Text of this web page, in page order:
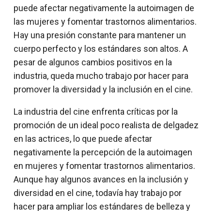
puede afectar negativamente la autoimagen de
las mujeres y fomentar trastornos alimentarios.
Hay una presión constante para mantener un
cuerpo perfecto y los estándares son altos. A
pesar de algunos cambios positivos en la
industria, queda mucho trabajo por hacer para
promover la diversidad y la inclusión en el cine.
La industria del cine enfrenta críticas por la
promoción de un ideal poco realista de delgadez
en las actrices, lo que puede afectar
negativamente la percepción de la autoimagen
en mujeres y fomentar trastornos alimentarios.
Aunque hay algunos avances en la inclusión y
diversidad en el cine, todavía hay trabajo por
hacer para ampliar los estándares de belleza y